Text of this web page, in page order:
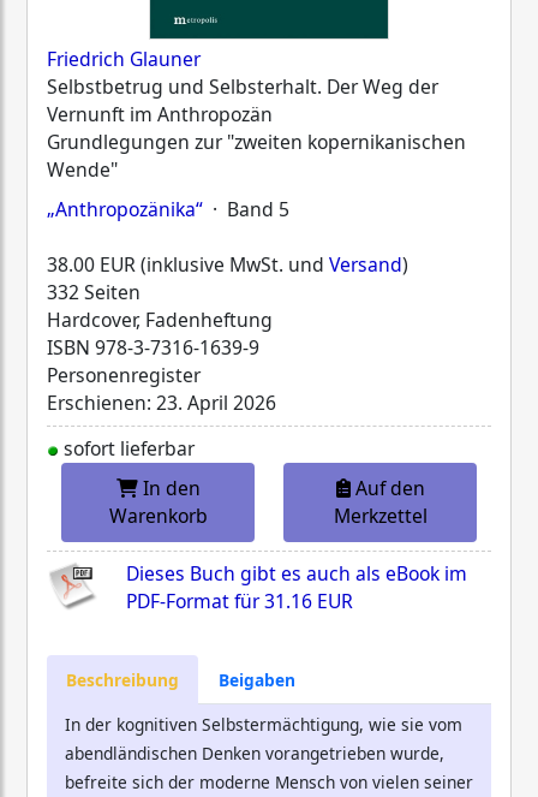
Friedrich Glauner
Selbstbetrug und Selbsterhalt. Der Weg der
Vernunft im Anthropozän
Grundlegungen zur "zweiten kopernikanischen
Wende"
„Anthropozänika“ · Band 5
38.00 EUR (inklusive MwSt. und Versand)
332 Seiten
Hardcover, Fadenheftung
ISBN 978-3-7316-1639-9
Personenregister
Erschienen: 23. April 2026
sofort lieferbar
In den
Warenkorb
Auf den
Merkzettel
Dieses Buch gibt es auch als eBook im
PDF-Format für31.16 EUR
Beschreibung
Beigaben
In der kognitiven Selbstermächtigung, wie sie vom
abendländischen Denken vorangetrieben wurde,
befreite sich der moderne Mensch von vielen seiner